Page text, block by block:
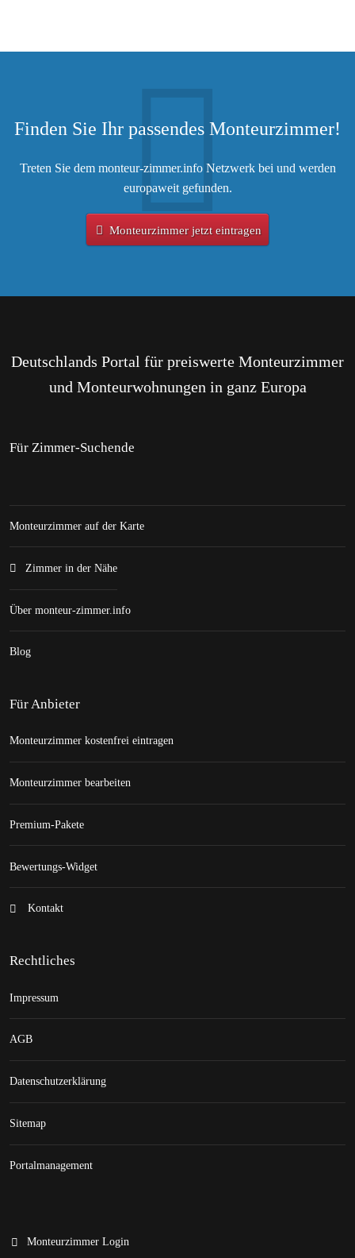
Finden Sie Ihr passendes Monteurzimmer!
Treten Sie dem monteur-zimmer.info Netzwerk bei und werden
europaweit gefunden.
Monteurzimmer jetzt eintragen
Deutschlands Portal für preiswerte Monteurzimmer
und Monteurwohnungen in ganz Europa
Für Zimmer-Suchende
Monteurzimmer auf der Karte
Zimmer in der Nähe
Über monteur-zimmer.info
Blog
Für Anbieter
Monteurzimmer kostenfrei eintragen
Monteurzimmer bearbeiten
Premium-Pakete
Bewertungs-Widget
Kontakt
Rechtliches
Impressum
AGB
Datenschutzerklärung
Sitemap
Portalmanagement
Monteurzimmer Login